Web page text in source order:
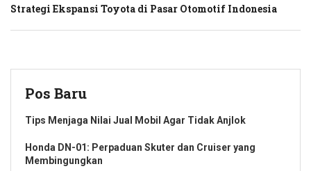
Strategi Ekspansi Toyota di Pasar Otomotif Indonesia
Pos Baru
Tips Menjaga Nilai Jual Mobil Agar Tidak Anjlok
Honda DN-01: Perpaduan Skuter dan Cruiser yang
Membingungkan